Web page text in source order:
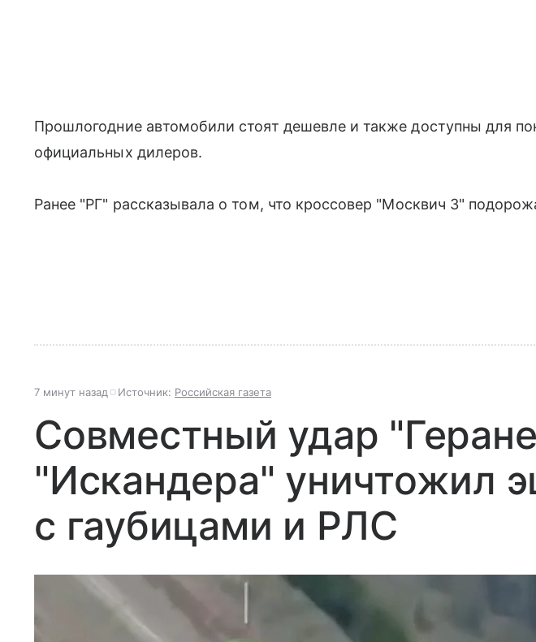
Прошлогодние автомобили стоят дешевле и также доступны для
официальных дилеров.
Ранее "РГ" рассказывала о том, что кроссовер "Москвич 3"
7 минут назад Источник: Российская газета
Совместный удар
"Искандера" уничтожил
с гаубицами и РЛС